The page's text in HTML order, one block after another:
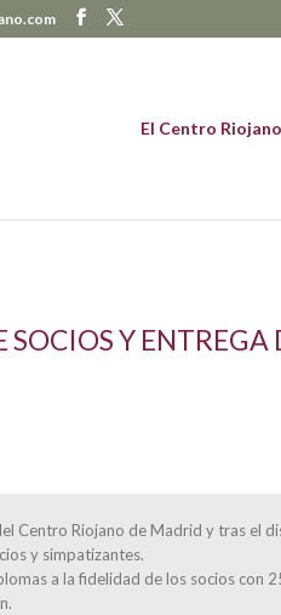
El Centro Riojano
Y ENTREGA
Centro Riojano de Madrid y tras el
y simpatizantes.
a la fidelidad de los socios con